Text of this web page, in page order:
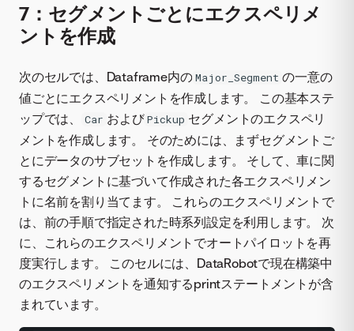
7：セグメントごとにエクスペリメ
ントを作成
次のセルでは、Dataframe内の Major_Segment の一意の
値ごとにエクスペリメントを作成します。 この基本ステ
ップでは、
Car および Pickup セグメントのエクスペリ
メントを作成します。 そのためには、まずセグメントご
とにデータのサブセットを作成します。 そして、車に関
するセグメントに基づいて作成された各エクスペリメン
トに名前を割り当てます。 これらのエクスペリメントで
は、前の手順で指定された時系列設定を利用します。 次
に、これらのエクスペリメントでオートパイロットを再
度実行します。 このセルには、DataRobotで現在構築中
のエクスペリメントを通知するprintステートメントが含
まれています。